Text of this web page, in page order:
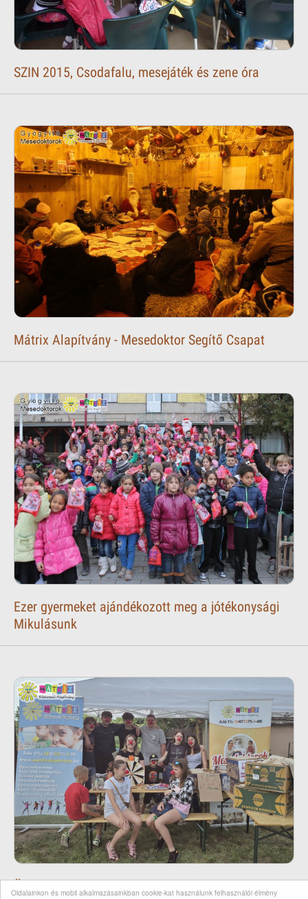
Oldalainkon és mobil alkalmazásainkban cookie-kat használunk felhasználói élmény
SZIN 2015, Csodafalu, mesejáték és zene óra
Mátrix Alapítvány - Mesedoktor Segítő Csapat
Ezer gyermeket ajándékozott meg a jótékonysági
Mikulásunk
Önkéntes Csapat